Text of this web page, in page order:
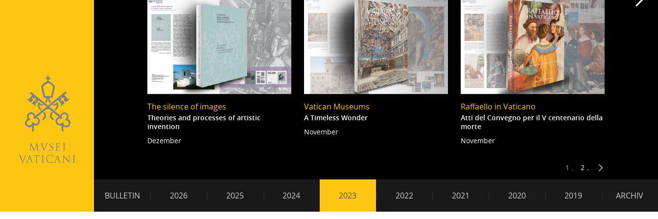
The silence of images
Theories and processes of artistic
invention
Dezember
Vatican Museums
A Timeless Wonder
November
Raffaello in Vaticano
Atti del Convegno per il V centenario della
morte
November
1 2
BULLETIN 2026 2025 2024 2023 2022 2021 2020 2019 ARCHIV